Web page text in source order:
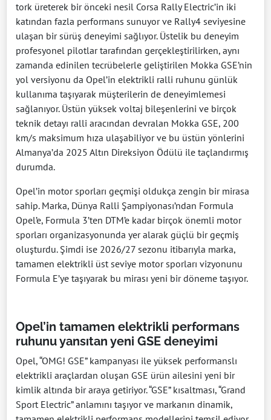
tork üreterek bir önceki nesil Corsa Rally Electric’in iki
katından fazla performans sunuyor ve Rally4 seviyesine
ulaşan bir sürüş deneyimi sağlıyor. Üstelik bu deneyim
profesyonel pilotlar tarafından gerçekleştirilirken, aynı
zamanda edinilen tecrübelerle geliştirilen Mokka GSE’nin
yol versiyonu da Opel’in elektrikli ralli ruhunu günlük
kullanıma taşıyarak müşterilerin de deneyimlemesi
sağlanıyor. Üstün yüksek voltaj bileşenlerini ve birçok
teknik detayı ralli aracından devralan Mokka GSE, 200
km/s maksimum hıza ulaşabiliyor ve bu üstün yönlerini
Almanya’da 2025 Altın Direksiyon Ödülü ile taçlandırmış
durumda.
Opel’in motor sporları geçmişi oldukça zengin bir mirasa
sahip. Marka, Dünya Ralli Şampiyonası’ndan Formula
Opel’e, Formula 3’ten DTM’e kadar birçok önemli motor
sporları organizasyonunda yer alarak güçlü bir geçmiş
oluşturdu. Şimdi ise 2026/27 sezonu itibarıyla marka,
tamamen elektrikli üst seviye motor sporları vizyonunu
Formula E’ye taşıyarak bu mirası yeni bir döneme taşıyor.
Opel’in tamamen elektrikli performans
ruhunu yansıtan yeni GSE deneyimi
Opel, “OMG! GSE” kampanyası ile yüksek performanslı
elektrikli araçlardan oluşan GSE ürün ailesini yeni bir
kimlik altında bir araya getiriyor. “GSE” kısaltması, “Grand
Sport Electric” anlamını taşıyor ve markanın dinamik,